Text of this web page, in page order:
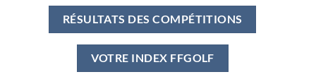
RÉSULTATS DES COMPÉTITIONS
VOTRE INDEX FFGOLF